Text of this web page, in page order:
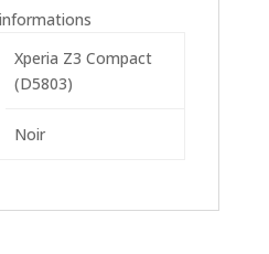
Xperia Z3 Compact
(D5803)
Noir